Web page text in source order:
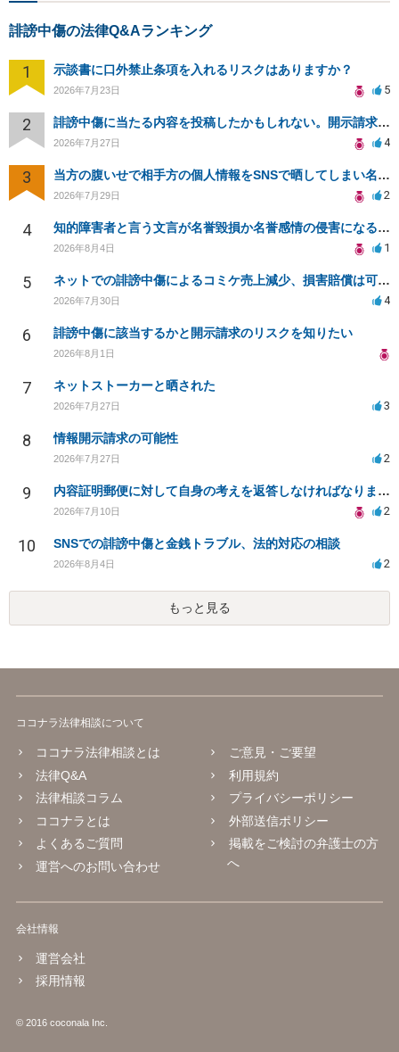
誹謗中傷の法律Q&Aランキング
1 示談書に口外禁止条項を入れるリスクはありますか？
2026年7月23日 5
2 誹謗中傷に当たる内容を投稿したかもしれない。開示請求や民事刑事裁判に発展しうるのか教えて欲しい。
2026年7月27日 4
3 当方の腹いせで相手方の個人情報をSNSで晒してしまい名誉毀損させてしまったかもしれない
2026年7月29日 2
4 知的障害者と言う文言が名誉毀損か名誉感情の侵害になるか教えてほしい。
2026年8月4日 1
5 ネットでの誹謗中傷によるコミケ売上減少、損害賠償は可能か？
2026年7月30日 4
6 誹謗中傷に該当するかと開示請求のリスクを知りたい
2026年8月1日
7 ネットストーカーと晒された
2026年7月27日 3
8 情報開示請求の可能性
2026年7月27日 2
9 内容証明郵便に対して自身の考えを返答しなければなりませんか？
2026年7月10日 2
10 SNSでの誹謗中傷と金銭トラブル、法的対応の相談
2026年8月4日 2
もっと見る
ココナラ法律相談について
ココナラ法律相談とは
法律Q&A
法律相談コラム
ココナラとは
よくあるご質問
運営へのお問い合わせ
ご意見・ご要望
利用規約
プライバシーポリシー
外部送信ポリシー
掲載をご検討の弁護士の方
へ
会社情報
運営会社
採用情報
© 2016 coconala Inc.